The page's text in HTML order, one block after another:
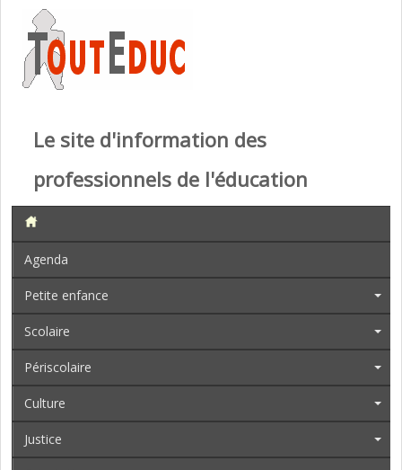
Le site d'information des
professionnels de l'éducation
Agenda
Petite enfance
Scolaire
Périscolaire
Culture
Justice